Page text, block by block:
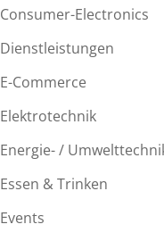
Consumer-Electronics
Dienstleistungen
E-Commerce
Elektrotechnik
Energie- /
Essen & Trinken
Events